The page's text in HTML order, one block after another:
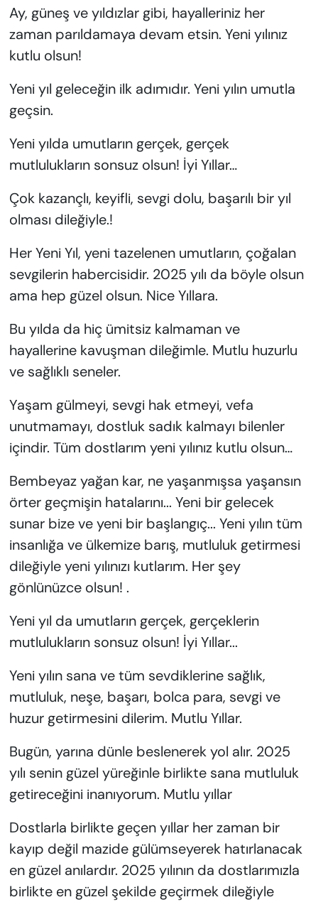
Ay, güneş ve yıldızlar gibi, hayalleriniz her
zaman parıldamaya devam etsin. Yeni yılınız
kutlu olsun!
Yeni yıl geleceğin ilk adımıdır. Yeni yılın umutla
geçsin.
Yeni yılda umutların gerçek, gerçek
mutlulukların sonsuz olsun! İyі Yıllar…
Çok kazançlı, keyifli, sevgi dolu, başarılı bir yıl
olması dileğiyle.!
Her Yeni Yıl, yeni tazelenen umutların, çoğalan
sevgilerin habercisidir. 2025 yılı da böyle olsun
ama hep güzel olsun. Nice Yıllara.
Bu yılda da hiç ümitsiz kalmaman ve
hayallerine kavuşman dileğimle. Mutlu huzurlu
ve sağlıklı seneler.
Yaşam gülmeyi, sevgi hak etmeyi, vefa
unutmamayı, dostluk sadık kalmayı bilenler
içindir. Tüm dostlarım yeni yılınız kutlu olsun…
Bembeyaz yağan kar, ne yaşanmışsa yaşansın
örter geçmişin hatalarını... Yeni bir gelecek
sunar bize ve yeni bir başlangıç... Yeni yılın tüm
insanlığa ve ülkemize barış, mutluluk getirmesi
dileğiyle yeni yılınızı kutlarım. Her şey
gönlünüzce olsun! .
Yeni yıl da umutların gerçek, gerçeklerin
mutlulukların sonsuz olsun! İyi Yıllar...
Yeni yılın sana ve tüm sevdiklerine sağlık,
mutluluk, neşe, başarı, bolca para, sevgi ve
huzur getirmesini dilerim. Mutlu Yıllar.
Bugün, yarına dünle beslenerek yol alır. 2025
yılı senin güzel yüreğinle birlikte sana mutluluk
getireceğini inanıyorum. Mutlu yıllar
Dostlarla birlikte geçen yıllar her zaman bir
kayıp değil mazide gülümseyerek hatırlanacak
en güzel anılardır. 2025 yılının da dostlarımızla
birlikte en güzel şekilde geçirmek dileğiyle